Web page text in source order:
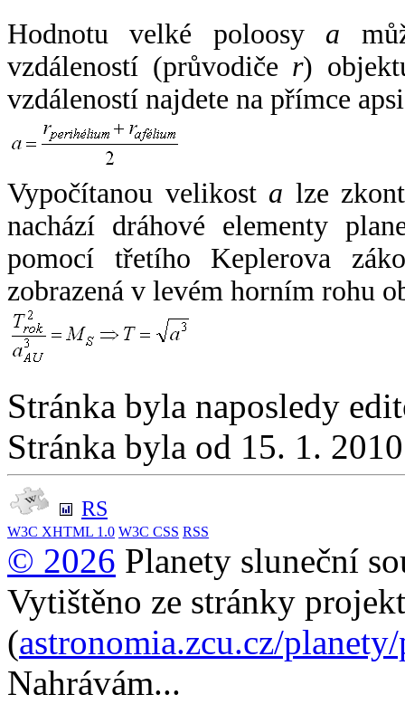
Hodnotu velké poloosy a
vzdáleností (průvodiče r)
vzdáleností najdete na přímce
Vypočítanou velikost a lze
nachází dráhové elementy
pomocí třetího Keplerova
zobrazená v levém horním rohu
Stránka byla naposledy
Stránka byla od 15. 1.
RS
W3C XHTML 1.0 W3C CSS RSS
© 2026 Planety sluneční
Vytištěno ze stránky
(astronomia.zcu.cz/
Nahrávám...